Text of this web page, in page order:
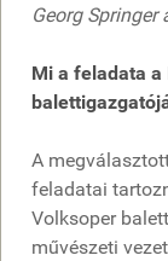
Georg
Mi a feladata a
A
feladatai
Volksoper
művészeti